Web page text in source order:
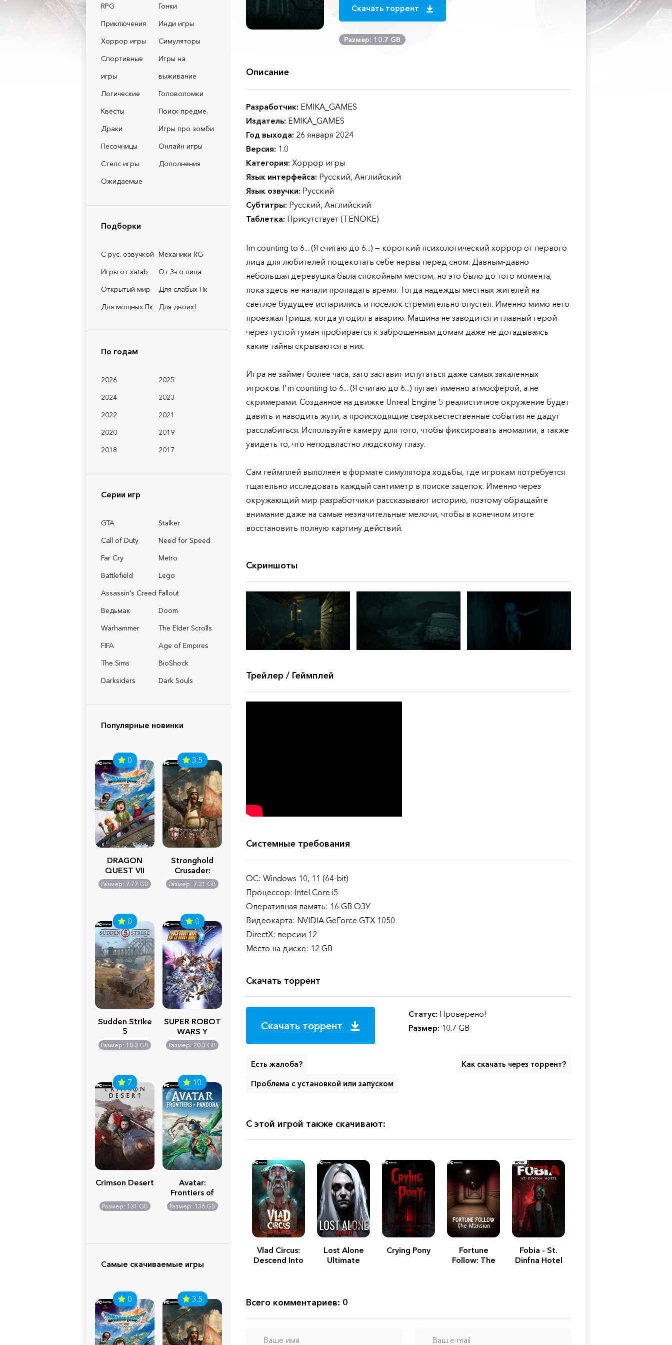
RPG
Гонки
Приключения
Инди игры
Хоррор игры
Симуляторы
Спортивные
игры
Игры на
выживание
Логические
Головоломки
Квесты
Поиск предме.
Драки
Игры про зомби
Песочницы
Онлайн игры
Стелс игры
Дополнения
Ожидаемые
Подборки
С рус. озвучкой Механики RG
Игры от xatab
От 3-го лица
Открытый мир
Для слабых Пк
Для мощных Пк
Для двоих!
По годам
2026
2025
2024
2023
2022
2021
2020
2019
2018
2017
Серии игр
GTA
Stalker
Call of Duty
Need for Speed
Far Cry
Metro
Battlefield
Lego
Assassin's Creed Fallout
Ведьмак
Doom
Warhammer
The Elder Scrolls
FIFA
Age of Empires
The Sims
BioShock
Darksiders
Dark Souls
Популярные новинки
0
DRAGON
QUEST VII
Reimagined
Размер: 7.77 GB
3.5
Stronghold
Crusader:
Definitive
Edition
Размер: 7.31 GB
0
Sudden Strike
5
Размер: 18.3 GB
0
SUPER ROBOT
WARS Y
Размер: 20.3 GB
7
Crimson Desert
Размер: 131 GB
10
Avatar:
Frontiers of
Pandora
Размер: 136 GB
Самые скачиваемые игры
0 3.5
Скачать торрент
Размер: 10.7 GB
Описание
Разработчик: EMIKA_GAMES
Издатель: EMIKA_GAMES
Год выхода: 26 января 2024
Версия: 1.0
Категория: Хоррор игры
Язык интерфейса: Русский, Английский
Язык озвучки: Русский
Субтитры: Русский, Английский
Таблетка: Присутствует (TENOKE)
Im counting to 6... (Я считаю до 6...) — короткий психологический хоррор от первого
лица для любителей пощекотать себе нервы перед сном. Давным-давно
небольшая деревушка была спокойным местом, но это было до того момента,
пока здесь не начали пропадать время. Тогда надежды местных жителей на
светлое будущее испарились и поселок стремительно опустел. Именно мимо него
проезжал Гриша, когда угодил в аварию. Машина не заводится и главный герой
через густой туман пробирается к заброшенным домам даже не догадываясь
какие тайны скрываются в них.
Игра не займет более часа, зато заставит испугаться даже самых закаленных
игроков. I'm counting to 6... (Я считаю до 6...) пугает именно атмосферой, а не
скримерами. Созданное на движке Unreal Engine 5 реалистичное окружение будет
давить и наводить жути, а происходящие сверхъестественные события не дадут
расслабиться. Используйте камеру для того, чтобы фиксировать аномалии, а также
увидеть то, что неподвластно людскому глазу.
Сам геймплей выполнен в формате симулятора ходьбы, где игрокам потребуется
тщательно исследовать каждый сантиметр в поиске зацепок. Именно через
окружающий мир разработчики рассказывают историю, поэтому обращайте
внимание даже на самые незначительные мелочи, чтобы в конечном итоге
восстановить полную картину действий.
Скриншоты
Трейлер / Геймплей
Системные требования
ОС: Windows 10, 11 (64-bit)
Процессор: Intel Core i5
Оперативная память: 16 GB ОЗУ
Видеокарта: NVIDIA GeForce GTX 1050
DirectX: версии 12
Место на диске: 12 GB
Скачать торрент
Скачать торрент
Статус: Проверено!
Размер: 10.7 GB
Есть жалоба? Как скачать через торрент?
Проблема с установкой или запуском
С этой игрой также скачивают:
Vlad Circus:
Descend Into
Lost Alone
Ultimate
Crying Pony
Fortune
Follow: The
Fobia - St.
Dinfna Hotel
Всего комментариев: 0